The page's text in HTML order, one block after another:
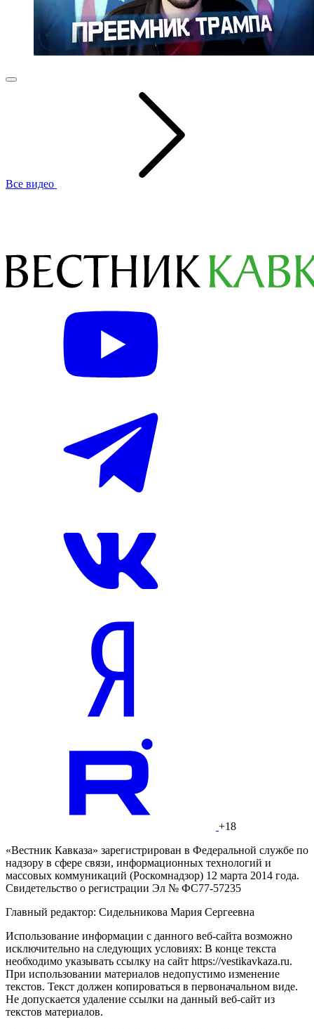
Все видео
+18
«Вестник Кавказа» зарегистрирован в Федеральной службе по
надзору в сфере связи, информационных технологий и
массовых коммуникаций (Роскомнадзор) 12 марта 2014 года.
Свидетельство о регистрации Эл № ФС77-57235
Главный редактор: Сидельникова Мария Сергеевна
Использование информации с данного веб-сайта возможно
исключительно на следующих условиях: В конце текста
необходимо указывать ссылку на сайт https://vestikavkaza.ru.
При использовании материалов недопустимо изменение
текстов. Текст должен копироваться в первоначальном виде.
Не допускается удаление ссылки на данный веб-сайт из
текстов материалов.